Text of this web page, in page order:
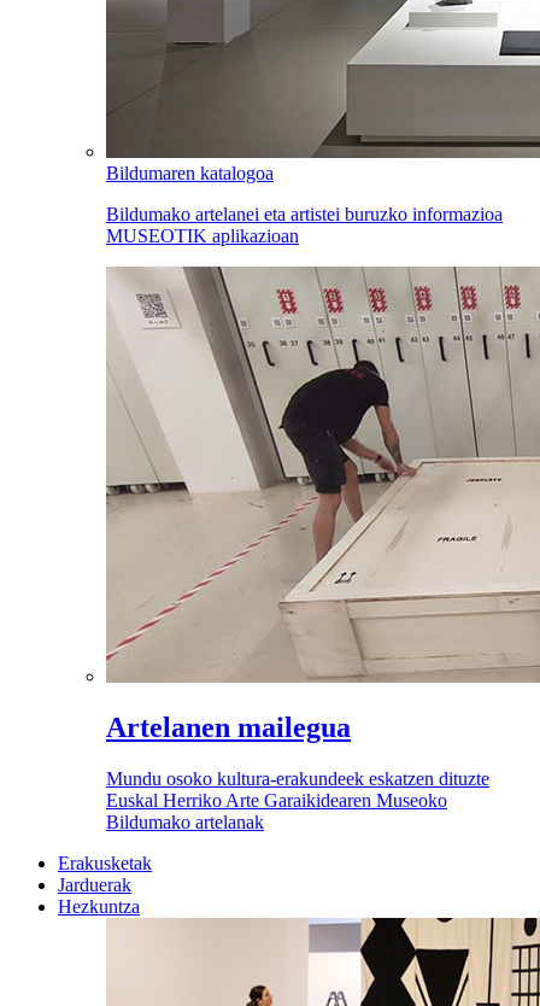
Bildumaren katalogoa
Bildumako artelanei eta artistei buruzko informazioa
MUSEOTIK aplikazioan
Artelanen mailegua
Mundu osoko kultura-erakundeek eskatzen dituzte
Euskal Herriko Arte Garaikidearen Museoko
Bildumako artelanak
Erakusketak
Jarduerak
Hezkuntza